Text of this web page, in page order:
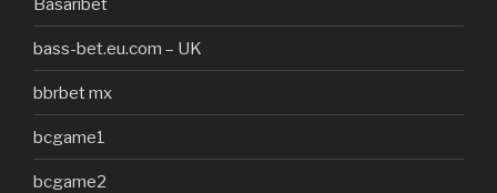
Basaribet
bass-bet.eu.com – UK
bbrbet mx
bcgame1
bcgame2